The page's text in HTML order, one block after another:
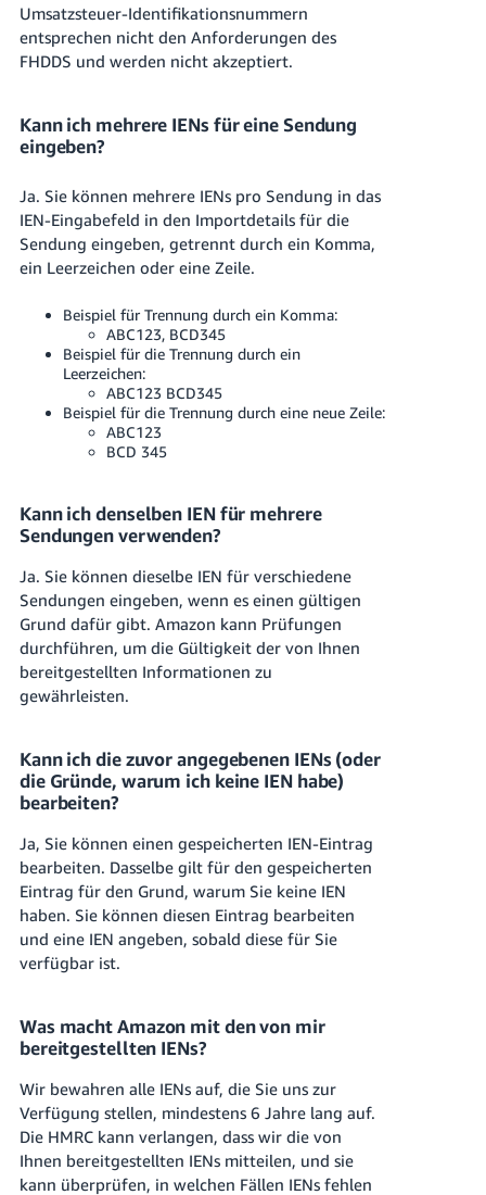
Umsatzsteuer-Identifikationsnummern
entsprechen nicht den Anforderungen des
FHDDS und werden nicht akzeptiert.
Kann ich mehrere IENs für eine Sendung
eingeben?
Ja. Sie können mehrere IENs pro Sendung in das
IEN-Eingabefeld in den Importdetails für die
Sendung eingeben, getrennt durch ein Komma,
ein Leerzeichen oder eine Zeile.
Beispiel für Trennung durch ein Komma:
ABC123, BCD345
Beispiel für die Trennung durch ein
Leerzeichen:
ABC123 BCD345
Beispiel für die Trennung durch eine neue Zeile:
ABC123
BCD 345
Kann ich denselben IEN für mehrere
Sendungen verwenden?
Ja. Sie können dieselbe IEN für verschiedene
Sendungen eingeben, wenn es einen gültigen
Grund dafür gibt. Amazon kann Prüfungen
durchführen, um die Gültigkeit der von Ihnen
bereitgestellten Informationen zu
gewährleisten.
Kann ich die zuvor angegebenen IENs (oder
die Gründe, warum ich keine IEN habe)
bearbeiten?
Ja, Sie können einen gespeicherten IEN-Eintrag
bearbeiten. Dasselbe gilt für den gespeicherten
Eintrag für den Grund, warum Sie keine IEN
haben. Sie können diesen Eintrag bearbeiten
und eine IEN angeben, sobald diese für Sie
verfügbar ist.
Was macht Amazon mit den von mir
bereitgestellten IENs?
Wir bewahren alle IENs auf, die Sie uns zur
Verfügung stellen, mindestens 6 Jahre lang auf.
Die HMRC kann verlangen, dass wir die von
Ihnen bereitgestellten IENs mitteilen, und sie
kann überprüfen, in welchen Fällen IENs fehlen